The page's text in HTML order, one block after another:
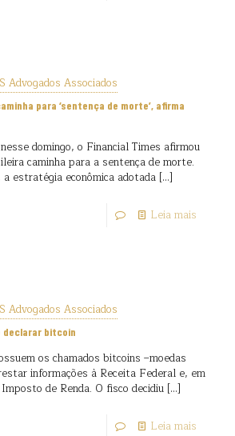
Advogados Associados
para ‘sentença de morte’, afirma
domingo, o Financial Times afirmou
caminha para a sentença de morte.
a estratégia econômica adotada […]
Leia mais
Advogados Associados
declarar bitcoin
os chamados bitcoins –moedas
informações à Receita Federal e, em
de Renda. O fisco decidiu […]
Leia mais